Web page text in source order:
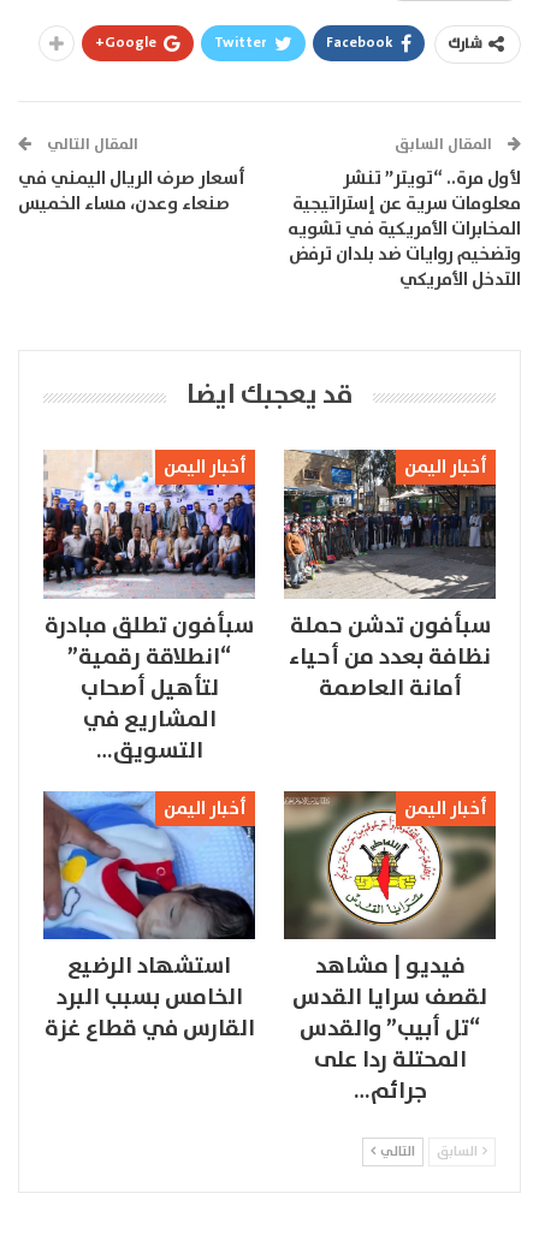
شارك Facebook
Twitter
Google+
المقال السابق
لأول مرة.. “تويتر” تنشر
معلومات سرية عن إستراتيجية
المخابرات الأمريكية في تشويه
وتضخيم روايات ضد بلدان ترفض
التدخل الأمريكي
المقال التالي
أسعار صرف الريال اليمني في
صنعاء وعدن، مساء الخميس
قد يعجبك ايضا
أخبار اليمن
سبأفون تدشن حملة
نظافة بعدد من أحياء
أمانة العاصمة
أخبار اليمن
سبأفون تطلق مبادرة
“انطلاقة رقمية”
لتأهيل أصحاب
المشاريع في
التسويق…
أخبار اليمن
فيديو | مشاهد
لقصف سرايا القدس
“تل أبيب” والقدس
المحتلة ردا على
جرائم…
أخبار اليمن
استشهاد الرضيع
الخامس بسبب البرد
القارس في قطاع غزة
السابق التالي